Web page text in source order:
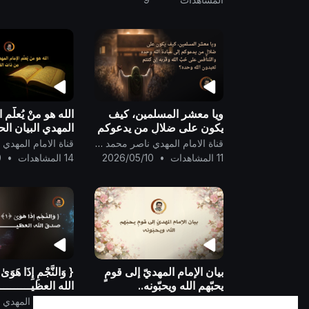
ويا معشر المسلمين، كيف
يكون على ضلالٍ من يدعوكم
إلى عبادة الله وحده
والتّنافس على حُبِّ الله
قناة الامام المهدي ناصر محمد اليماني
11 المشاهدات
•
2026/05/10
الله هو منْ يُعلّم
المهدي البيان
من ذات القرآن
14 المشاهدات •
بيان الإمام المهديّ إلى قومٍ
يحبّهم الله ويحبّونه..
الله